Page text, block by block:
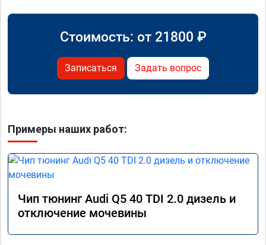
Стоимость: от 21800 ₽
Записаться Задать вопрос
Примеры наших работ:
Чип тюнинг Audi Q5 40 TDI 2.0 дизель и
отключение мочевины